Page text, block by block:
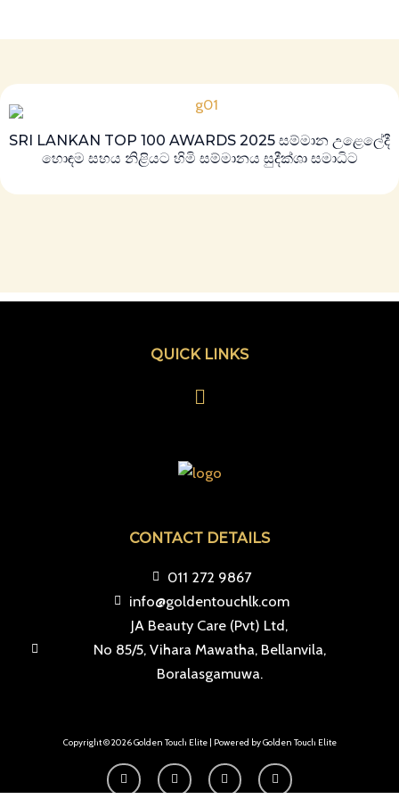
SRI LANKAN TOP 100 AWARDS 2025 සම්මාන උළෙලේදී
හොඳම සහය නිළියට හිමි සම්මානය සුදීක්ශා සමාධිට
CONTACT DETAILS
011 272 9867
info@goldentouchlk.com
JA Beauty Care (Pvt) Ltd,
No 85/5, Vihara Mawatha, Bellanvila,
Boralasgamuwa.
QUICK LINKS
Menu
Copyright © 2026 Golden Touch Elite | Powered by Golden Touch Elite
a
c
n
s
i
k
o
u